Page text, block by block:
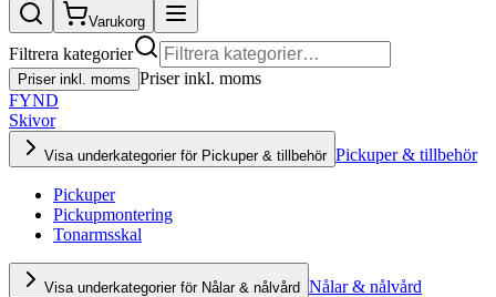
Varukorg
Filtrera kategorier
Priser inkl. moms Priser inkl. moms
FYND
Skivor
Visa underkategorier för Pickuper & tillbehör Pickuper & tillbehör
Pickuper
Pickupmontering
Tonarmsskal
Visa underkategorier för Nålar & nålvård Nålar & nålvård